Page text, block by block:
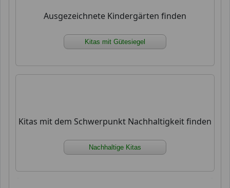
Ausgezeichnete Kindergärten finden
Kitas mit Gütesiegel
Kitas mit dem Schwerpunkt Nachhaltigkeit finden
Nachhaltige Kitas